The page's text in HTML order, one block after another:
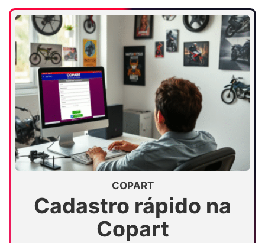
COPART
Cadastro rápido na
Copart